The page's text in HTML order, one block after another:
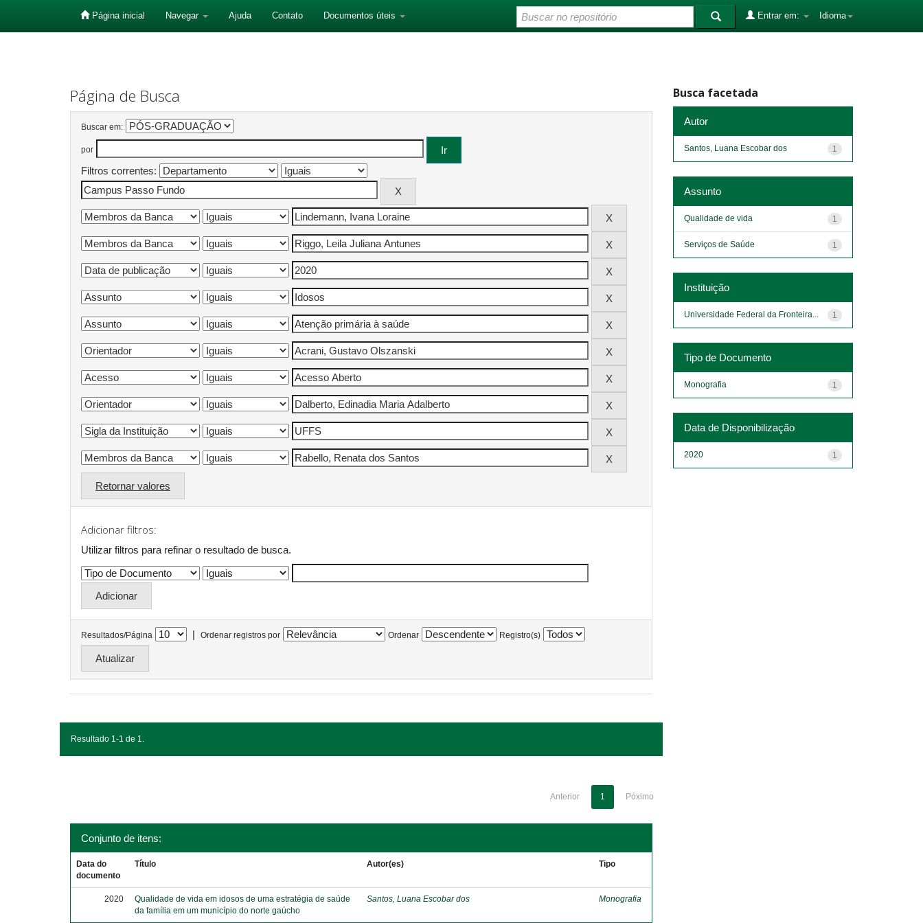
Página inicial Navegar Ajuda Contato Documentos úteis Idioma
Entrar em:
Página de Busca
Buscar em:
por
Filtros correntes:
Retornar valores
Adicionar filtros:
Utilizar filtros para refinar o resultado de busca.
Resultados/Página | Ordenar registros por Ordenar Registro(s)
Resultado 1-1 de 1.
Anterior 1 Póximo
Conjunto de itens:
Data do
documento
Título Autor(es) Tipo
2020
Qualidade de vida em idosos de uma estratégia de saúde
da família em um município do norte gaúcho
Santos, Luana Escobar dos Monografia
Busca facetada
Autor
1
Santos, Luana Escobar dos
Assunto
1
Qualidade de vida
1
Serviços de Saúde
Instituição
1
Universidade Federal da Fronteira...
Tipo de Documento
1
Monografia
Data de Disponibilização
1
2020